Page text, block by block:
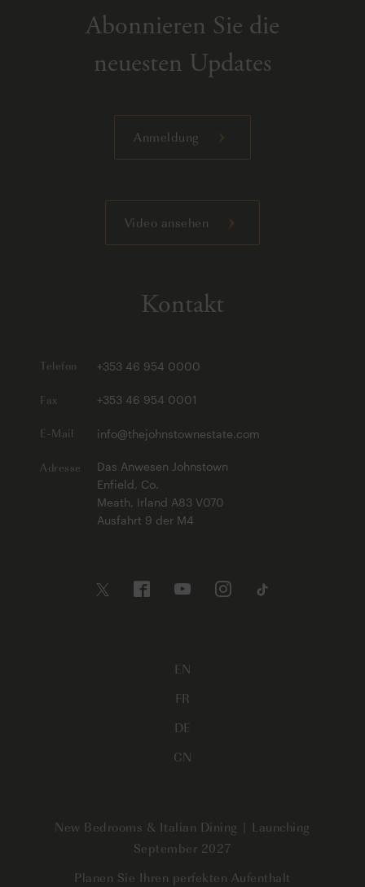
Abonnieren Sie die
neuesten Updates
Anmeldung
Video ansehen
Kontakt
Telefon +353 46 954 0000
Fax +353 46 954 0001
E-Mail info@thejohnstownestate.com
Adresse
Das Anwesen Johnstown
Enfield, Co.
Meath, Irland A83 V070
Ausfahrt 9 der M4
EN
FR
DE
CN
New Bedrooms & Italian Dining | Launching
September 2027
Planen Sie Ihren perfekten Aufenthalt